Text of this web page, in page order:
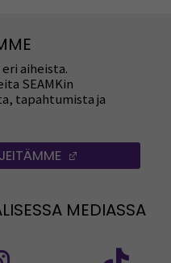
aiheista.
SEAMKin
tapahtumista ja
MEDIASSA